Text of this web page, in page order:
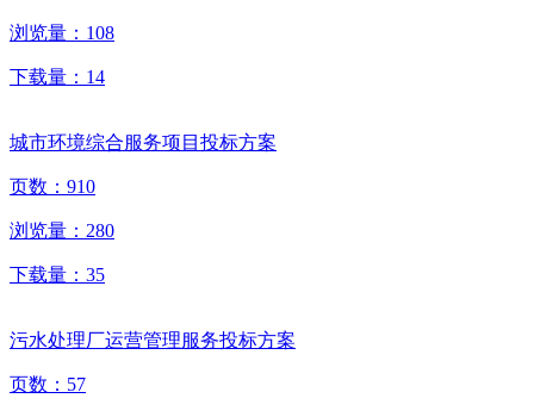
浏览量： 108
下载量： 14
城市环境综合服务项目投标方案
页数： 910
浏览量： 280
下载量： 35
污水处理厂运营管理服务投标方案
页数： 57